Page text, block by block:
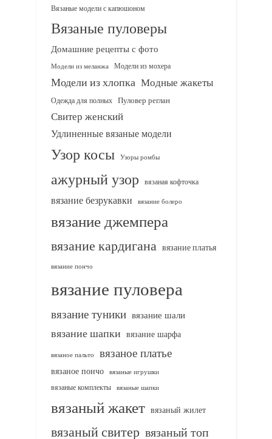
Вязаные модели с капюшоном
Вязаные пуловеры
Домашние рецепты с фото
Модели из меланжа Модели из мохера
Модели из хлопка Модные жакеты
Одежда для полных Пуловер реглан
Свитер женский
Удлиненные вязаные модели
Узор косы Узоры ромбы
ажурный узор вязаная кофточка
вязание безрукавки вязание болеро
вязание джемпера
вязание кардигана вязание платья
вязание пончо
вязание пуловера
вязание туники вязание шали
вязание шапки вязание шарфа
вязаное пальто вязаное платье
вязаное пончо вязаные игрушки
вязаные комплекты
вязаные шапки
вязаный жакет вязаный жилет
вязаный свитер вязаный топ